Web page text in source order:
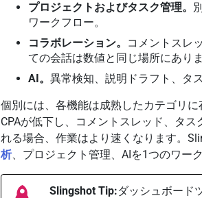
プロジェクトおよびタスク管理。
ワークフロー。
コラボレーション。 コメントスレ
ての会話は数値と同じ場所にありま
AI。異常検知、説明ドラフト、タ
個別には、各機能は成熟したカテゴリ
CPAが低下し、コメントスレッド、タ
れる場合、作業はより速くなります。
析、プロジェクト管理、AIを1つのワー
Slingshot Tip:ダッシュボード